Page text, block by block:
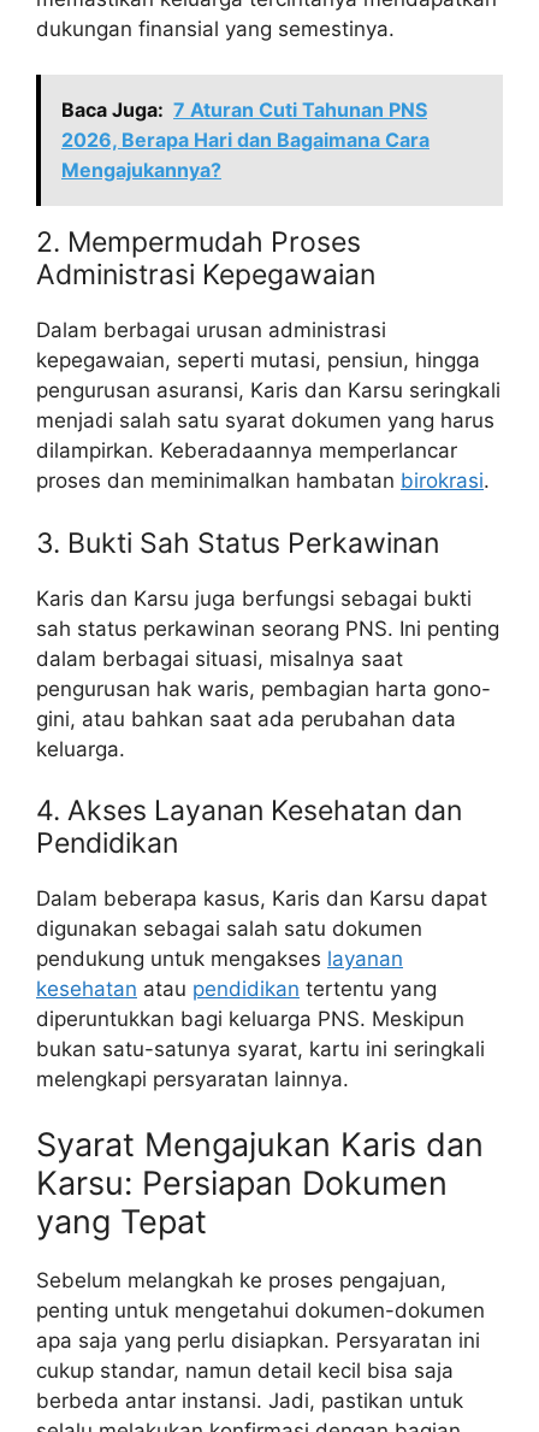
dukungan finansial yang semestinya.
Baca Juga: 7 Aturan Cuti Tahunan PNS
2026, Berapa Hari dan Bagaimana Cara
Mengajukannya?
2. Mempermudah Proses
Administrasi Kepegawaian
Dalam berbagai urusan administrasi
kepegawaian, seperti mutasi, pensiun, hingga
pengurusan asuransi, Karis dan Karsu seringkali
menjadi salah satu syarat dokumen yang harus
dilampirkan. Keberadaannya memperlancar
proses dan meminimalkan hambatan birokrasi.
3. Bukti Sah Status Perkawinan
Karis dan Karsu juga berfungsi sebagai bukti
sah status perkawinan seorang PNS. Ini penting
dalam berbagai situasi, misalnya saat
pengurusan hak waris, pembagian harta gono-
gini, atau bahkan saat ada perubahan data
keluarga.
4. Akses Layanan Kesehatan dan
Pendidikan
Dalam beberapa kasus, Karis dan Karsu dapat
digunakan sebagai salah satu dokumen
pendukung untuk mengakses layanan
kesehatan atau pendidikan tertentu yang
diperuntukkan bagi keluarga PNS. Meskipun
bukan satu-satunya syarat, kartu ini seringkali
melengkapi persyaratan lainnya.
Syarat Mengajukan Karis dan
Karsu: Persiapan Dokumen
yang Tepat
Sebelum melangkah ke proses pengajuan,
penting untuk mengetahui dokumen-dokumen
apa saja yang perlu disiapkan. Persyaratan ini
cukup standar, namun detail kecil bisa saja
berbeda antar instansi. Jadi, pastikan untuk